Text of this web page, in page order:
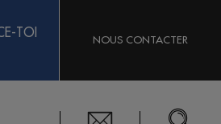
TOI
NOUS CONTACTER